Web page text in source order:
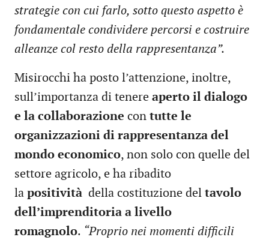
strategie con cui farlo, sotto questo aspetto è
fondamentale condividere percorsi e costruire
alleanze col resto della rappresentanza”.
Misirocchi ha posto l’attenzione, inoltre,
sull’importanza di tenere aperto il dialogo
e la collaborazione con tutte le
organizzazioni di rappresentanza del
mondo economico, non solo con quelle del
settore agricolo, e ha ribadito
la positività della costituzione del tavolo
dell’imprenditoria a livello
romagnolo. “Proprio nei momenti difficili